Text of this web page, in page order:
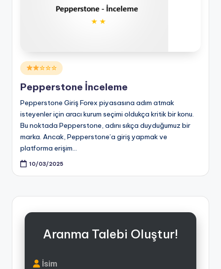
Posted
in
☆☆☆
Pepperstone İnceleme
Pepperstone Giriş Forex piyasasına adım atmak
isteyenler için aracı kurum seçimi oldukça kritik bir konu.
Bu noktada Pepperstone, adını sıkça duyduğumuz bir
marka. Ancak, Pepperstone’a giriş yapmak ve
platforma erişim…
10/03/2025
Aranma Talebi Oluştur!
İsim